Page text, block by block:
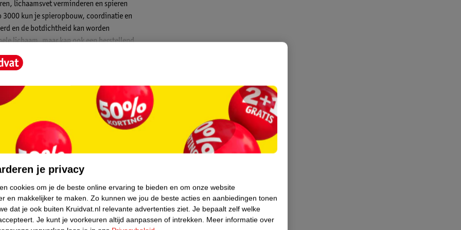
lichaamsvet verminderen en spieren
kun je spieropbouw, coordinatie en
en de botdichtheid kan worden
lichaam, maar kan ook een herstellend
oefeningen te doen, kun je in korte
met de bij de Christopeit Vibro
Vibro 3000 trilplaat heeft 20
De bewegingen van 3-8 Hz kunnen
van de spieren worden
De midden frequenties
en pezen. De hogere frequenties zijn
capaciteit en regeneratie). De trilling
zones voor wandelen / joggen /
Vibro 3000 heeft drie voor ingestelde
met weergave van snelheid,
compacte Christopeit Vibro 3000
je privacy
cookies om je de beste online ervaring te bieden en om onze website
en makkelijker te maken. Zo kunnen we jou de beste acties en aanbiedingen tonen
dat je ook buiten Kruidvat.nl relevante advertenties ziet. Je bepaalt zelf welke
Je kunt je voorkeuren altijd aanpassen of intrekken. Meer informatie over